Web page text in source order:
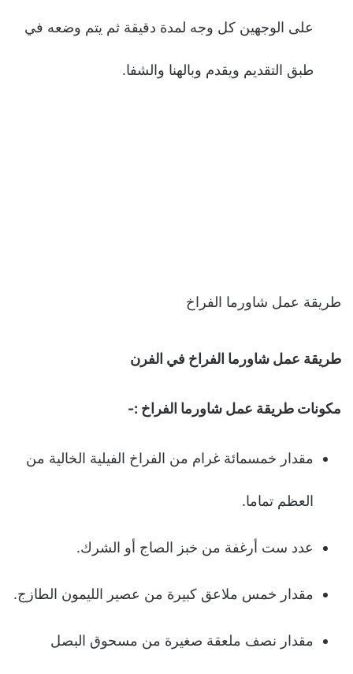
على الوجهين كل وجه لمدة دقيقة ثم يتم وضعه في
طبق التقديم ويقدم وبالهنا والشفا.
طريقة عمل شاورما الفراخ
طريقة عمل شاورما الفراخ في الفرن
مكونات طريقة عمل شاورما الفراخ :-
مقدار خمسمائة غرام من الفراخ الفيلية الخالية من
العظم تماما.
عدد ست أرغفة من خبز الصاج أو الشرك.
مقدار خمس ملاعق كبيرة من عصير الليمون الطازج.
مقدار نصف ملعقة صغيرة من مسحوق البصل